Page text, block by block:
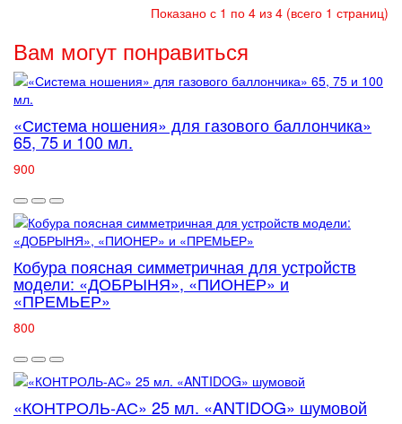
Показано с 1 по 4 из 4 (всего 1 страниц)
Вам могут понравиться
«Система ношения» для газового баллончика»
65, 75 и 100 мл.
900
Кобура поясная симметричная для устройств
модели: «ДОБРЫНЯ», «ПИОНЕР» и
«ПРЕМЬЕР»
800
«КОНТРОЛЬ-АС» 25 мл. «ANTIDOG» шумовой